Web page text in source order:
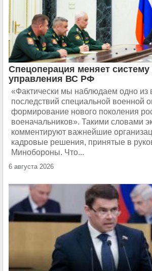
Спецоперация меняет систему
управления ВС РФ
«Фактически мы наблюдаем одно из
последствий специальной военной
формирование нового поколения
военачальников». Такими словами
комментируют важнейшие
кадровые решения, принятые в
Минобороны. Что...
6 августа 2026